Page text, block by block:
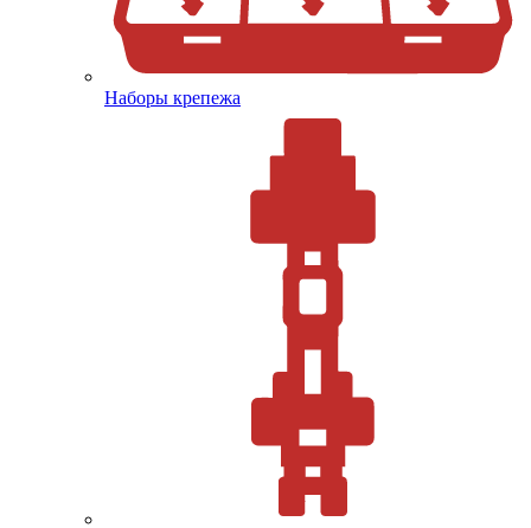
Наборы крепежа